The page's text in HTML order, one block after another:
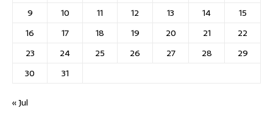
9
10 11 12 13 14
15
16
17 18 19 20 21
22
23
24 25 26 27 28
29
30
31
« Jul